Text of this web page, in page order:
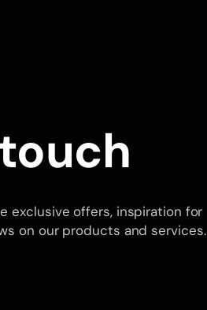
exclusive offers, inspiration for
on our products and services.